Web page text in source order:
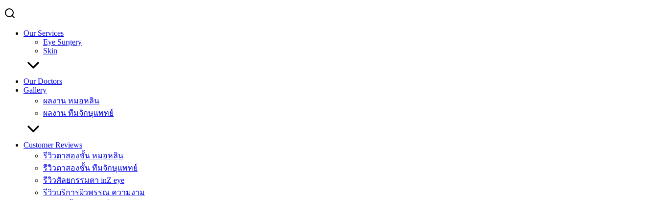
Our Services
Eye Surgery
Skin
Our Doctors
Gallery
ผลงาน หมอหลิน
ผลงาน ทีมจักษุแพทย์
Customer Reviews
รีวิวตาสองชั้น หมอหลิน
รีวิวตาสองชั้น ทีมจักษุแพทย์
รีวิวศัลยกรรมตา inZ eye
รีวิวบริการผิวพรรณ ความงาม